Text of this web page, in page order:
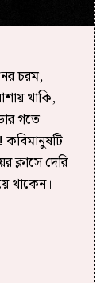
চরম,
থাকি,
গতে।
ক্লাসে দেরি
থাকেন।